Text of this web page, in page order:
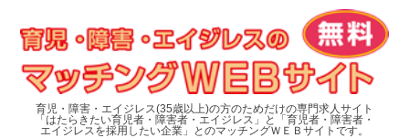
育児・障害・エイジレス(35歳以上)の方のためだけの専門求人サイト
「はたらきたい育児者・障害者・エイジレス」と「育児者・障害者・
エイジレスを採用したい企業」とのマッチングＷＥＢサイトです。